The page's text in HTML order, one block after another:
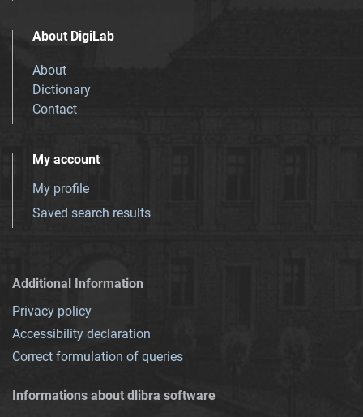
About DigiLab
About
Dictionary
Contact
My account
My profile
Saved search results
Additional Information
Privacy policy
Accessibility declaration
Correct formulation of queries
Informations about dlibra software